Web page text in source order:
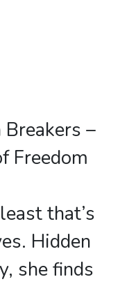
–
Freedom
that’s
Hidden
she finds